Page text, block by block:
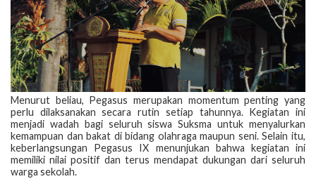
Menurut beliau, Pegasus merupakan momentum penting yang
perlu dilaksanakan secara rutin setiap tahunnya. Kegiatan ini
menjadi wadah bagi seluruh siswa Suksma untuk menyalurkan
kemampuan dan bakat di bidang olahraga maupun seni. Selain itu,
keberlangsungan Pegasus IX menunjukan bahwa kegiatan ini
memiliki nilai positif dan terus mendapat dukungan dari seluruh
warga sekolah.